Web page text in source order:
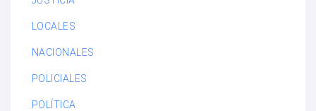
LOCALES
NACIONALES
POLICIALES
POLÍTICA